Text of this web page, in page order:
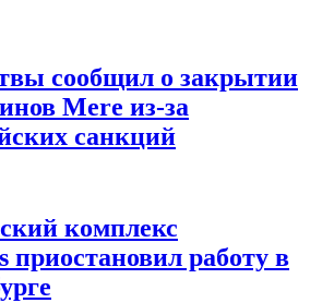
сообщил о закрытии
Mere из-за
санкций
комплекс
работу в